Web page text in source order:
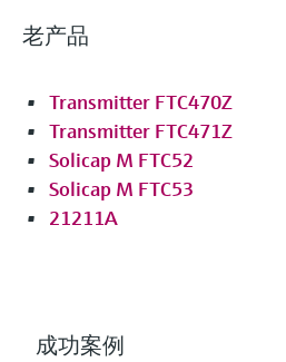
过程压力（绝压）/最大过压限定值
真空...25 bar
更多信息
比较
老产品
Transmitter FTC470Z
Transmitter FTC471Z
Solicap M FTC52
Solicap M FTC53
21211A
成功案例